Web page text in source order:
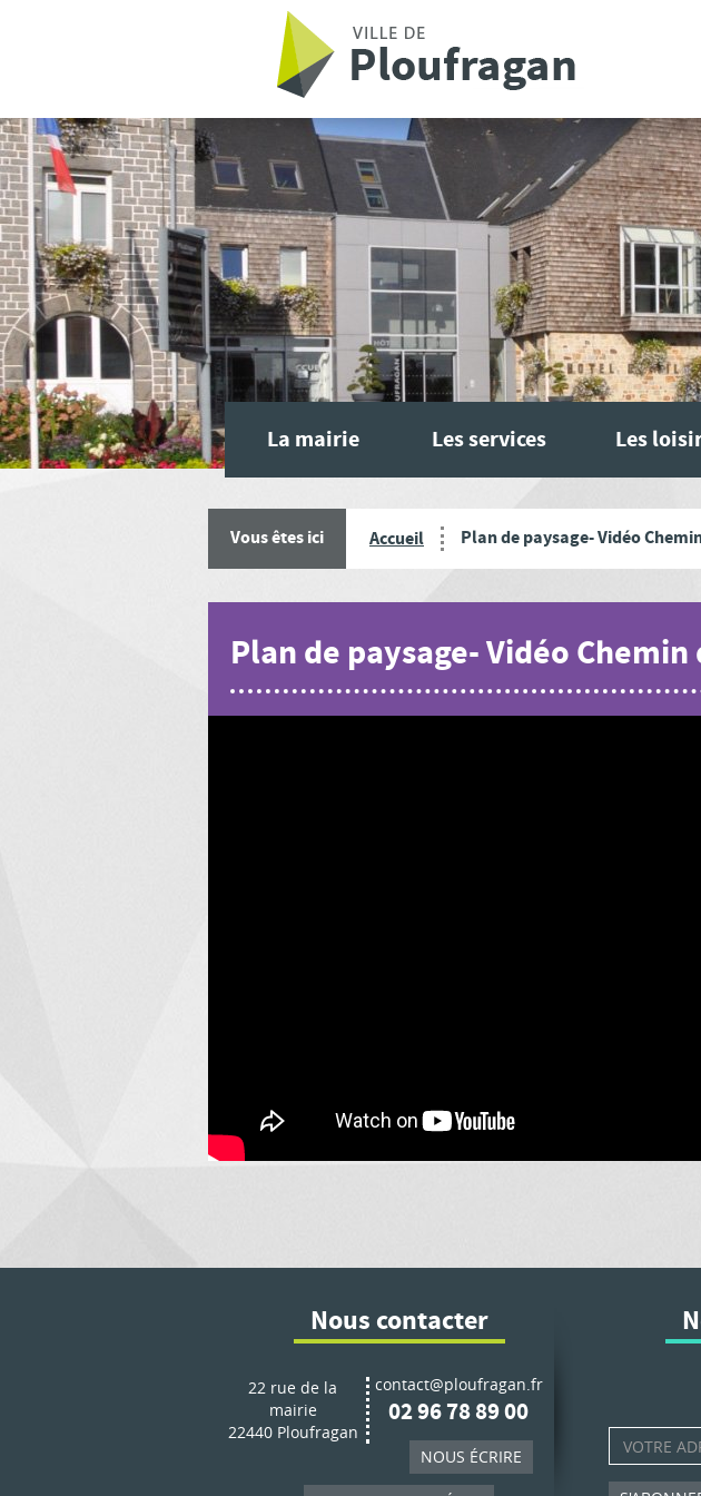
La mairie Les services Les
Vous êtes ici Accueil Plan de paysage- Vidéo
Plan de paysage- Vidéo
Nous contacter
22 rue de la
mairie
22440 Ploufragan
contact@ploufragan.fr
02 96 78 89 00
NOUS ÉCRIRE